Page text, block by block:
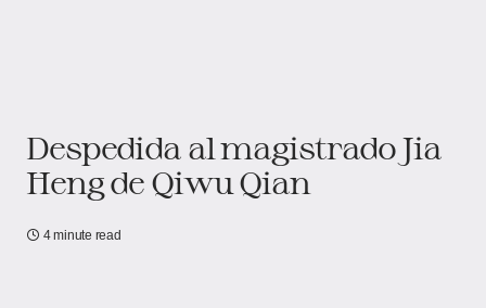
Despedida al magistrado Jia
Heng de Qiwu Qian
4 minute read